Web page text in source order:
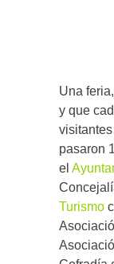
Una
y que
pasaron
el
Turismo